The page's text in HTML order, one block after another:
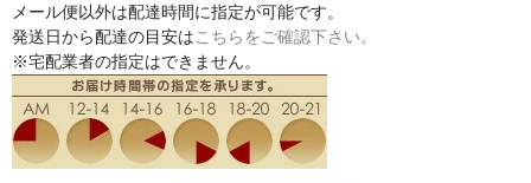
メール便以外は配達時間に指定が可能です。
発送日から配達の目安は こちらをご確認下さい。
※宅配業者の指定はできません。